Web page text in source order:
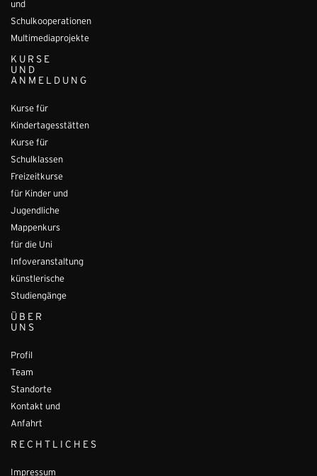
und
Schulkooperationen
Multimediaprojekte
KURSE
UND
ANMELDUNG
Kurse für
Kindertagesstätten
Kurse für
Schulklassen
Freizeitkurse
für Kinder und
Jugendliche
Mappenkurs
für die Uni
Infoveranstaltung
künstlerische
Studiengänge
ÜBER
UNS
Profil
Team
Standorte
Kontakt und
Anfahrt
RECHTLICHES
Impressum